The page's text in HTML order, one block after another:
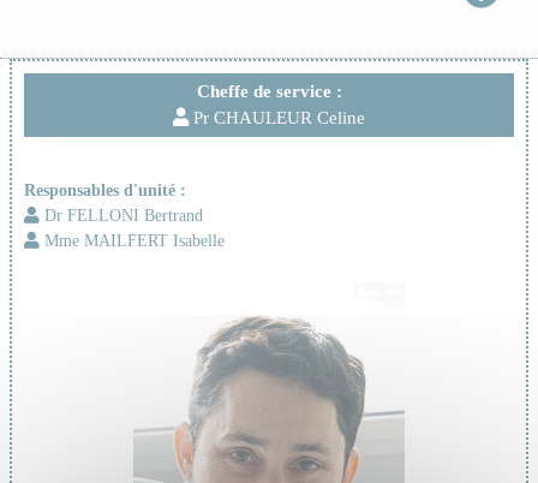
Cheffe de service :
Pr CHAULEUR Celine
Responsables d'unité :
Dr FELLONI Bertrand
Mme MAILFERT Isabelle